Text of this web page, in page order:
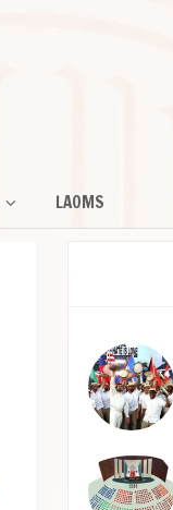
LAOMS